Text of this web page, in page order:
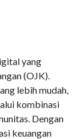
yang
(OJK).
lebih mudah,
kombinasi
Dengan
keuangan